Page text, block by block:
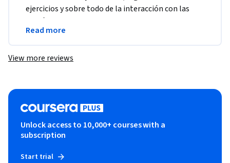
ejercicios y sobre todo de la interacción con las
demás personas o equipos que pueden trabajar con
datos.
Read more
View more reviews
Unlock access to 10,000+ courses with a
subscription
Start trial